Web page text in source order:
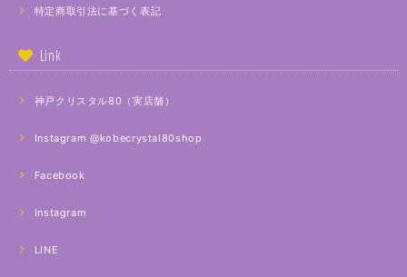
特定商取引法に基づく表記
Link
神戸クリスタル80（実店舗）
Instagram @kobecrystal80shop
Facebook
Instagram
LINE